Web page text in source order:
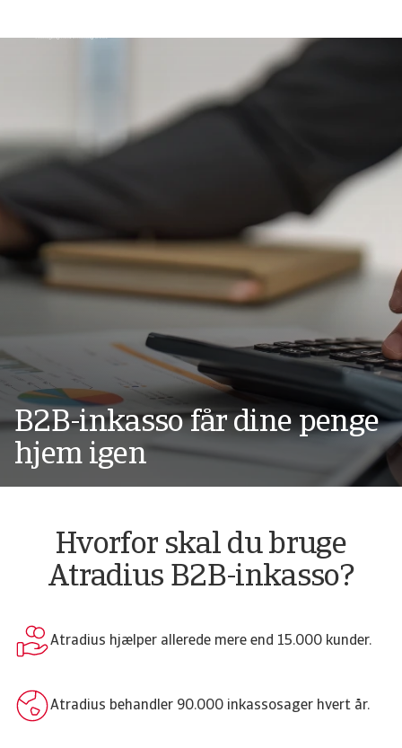
B2B-inkasso får dine penge
hjem igen
Hvorfor skal du bruge
Atradius B2B-inkasso?
Atradius hjælper allerede mere end 15.000 kunder.
Atradius behandler 90.000 inkassosager hvert år.